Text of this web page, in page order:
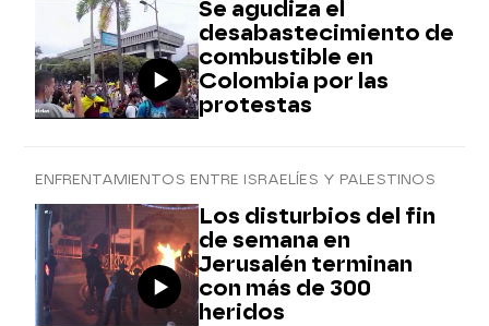
Se agudiza el
desabastecimiento de
combustible en
Colombia por las
protestas
ENFRENTAMIENTOS ENTRE ISRAELÍES Y PALESTINOS
Los disturbios del fin
de semana en
Jerusalén terminan
con más de 300
heridos